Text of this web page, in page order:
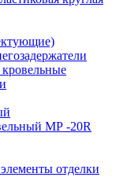
МР -20R
отделки